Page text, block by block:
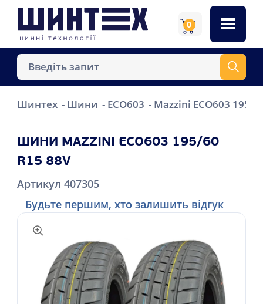
0
Шинтех Шини ECO603 Mazzini ECO603 195/
ШИНИ MAZZINI ECO603 195/60
R15 88V
Артикул 407305
Будьте першим, хто залишить відгук